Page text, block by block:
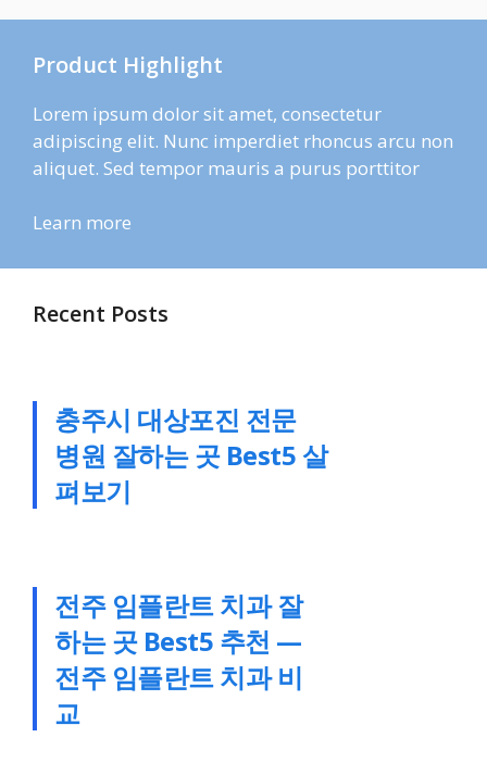
Product Highlight
Lorem ipsum dolor sit amet, consectetur
adipiscing elit. Nunc imperdiet rhoncus arcu non
aliquet. Sed tempor mauris a purus porttitor
Learn more
Recent Posts
충주시 대상포진 전문
병원 잘하는 곳 Best5 살
펴보기
전주 임플란트 치과 잘
하는 곳 Best5 추천 —
전주 임플란트 치과 비
교